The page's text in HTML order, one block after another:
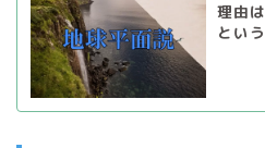
理由
とい